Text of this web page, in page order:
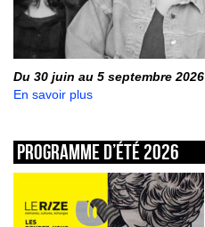
Du 30 juin au 5 septembre 2026
En savoir plus
Programme d’été 2026